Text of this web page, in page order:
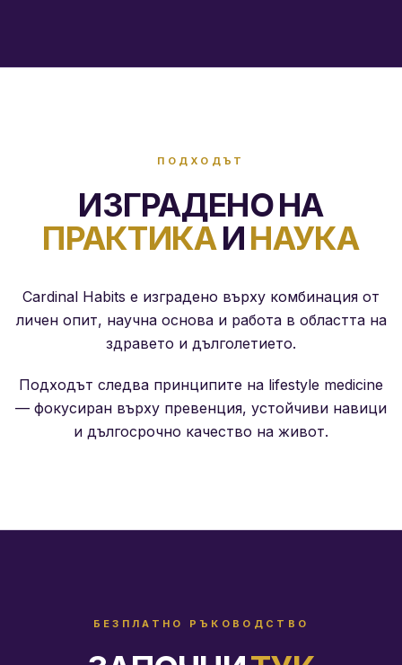
ПОДХОДЪТ
ИЗГРАДЕНО НА
ПРАКТИКА И НАУКА
Cardinal Habits е изградено върху комбинация от
личен опит, научна основа и работа в областта на
здравето и дълголетието.
Подходът следва принципите на lifestyle medicine
— фокусиран върху превенция, устойчиви навици
и дългосрочно качество на живот.
БЕЗПЛАТНО РЪКОВОДСТВО